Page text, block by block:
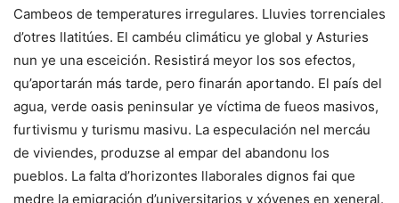
Cambeos de temperatures irregulares. Lluvies torrenciales
d’otres llatitúes. El cambéu climáticu ye global y Asturies
nun ye una esceición. Resistirá meyor los sos efectos,
qu’aportarán más tarde, pero finarán aportando. El país del
agua, verde oasis peninsular ye víctima de fueos masivos,
furtivismu y turismu masivu. La especulación nel mercáu
de viviendes, produzse al empar del abandonu los
pueblos. La falta d’horizontes llaborales dignos fai que
medre la emigración d’universitarios y xóvenes en xeneral.